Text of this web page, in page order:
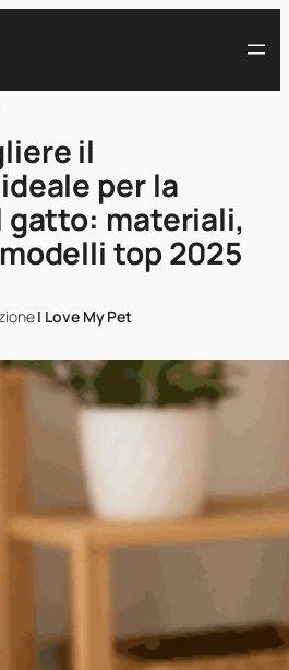
il
per la
materiali,
top 2025
I Love My Pet